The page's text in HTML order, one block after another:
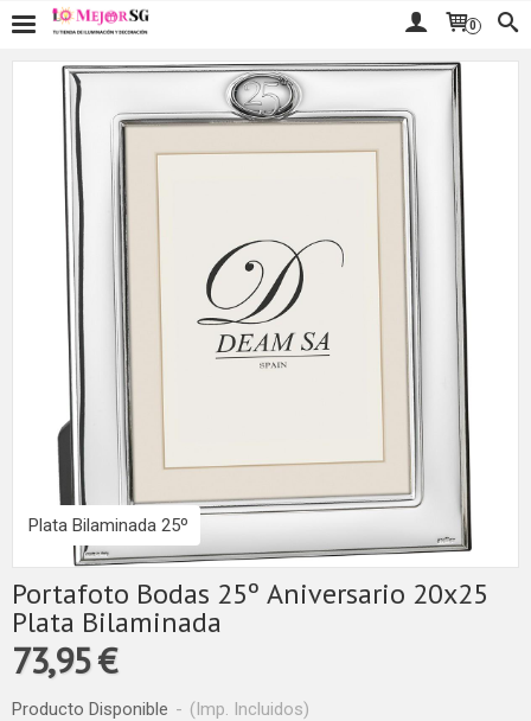
0
Plata Bilaminada 25º
Portafoto Bodas 25º Aniversario 20x25
Plata Bilaminada
73,95 €
Producto Disponible - (Imp. Incluidos)